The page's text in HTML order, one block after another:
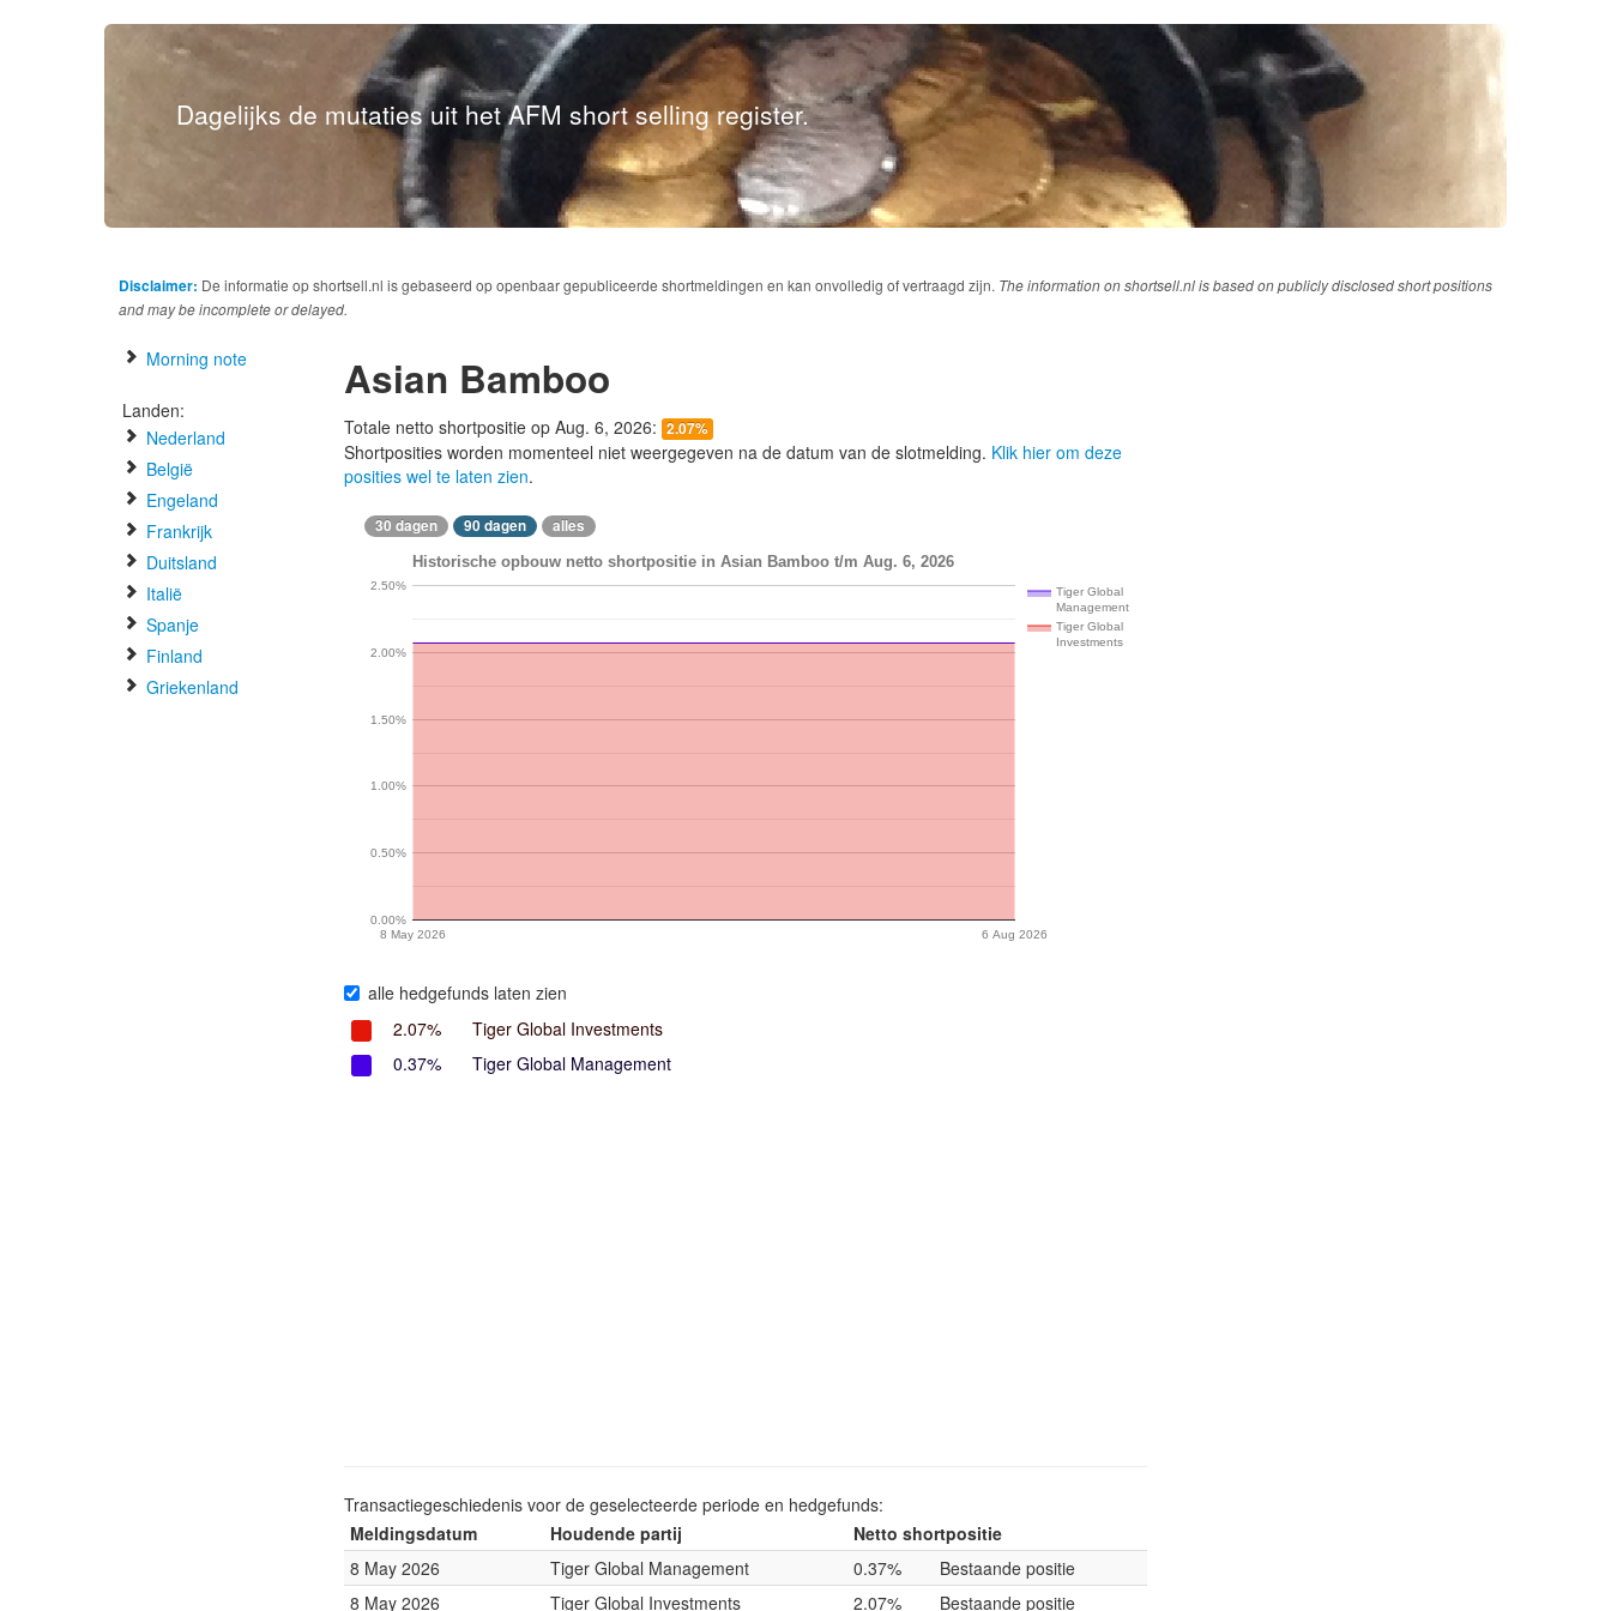
Dagelijks de mutaties uit het AFM short selling register.
Disclaimer: De informatie op shortsell.nl is gebaseerd op openbaar gepubliceerde shortmeldingen en kan onvolledig of vertraagd zijn. The information on shortsell.nl is based on publicly disclosed short positions
and may be incomplete or delayed.
Morning note
Landen:
Nederland
België
Engeland
Frankrijk
Duitsland
Italië
Spanje
Finland
Griekenland
Asian Bamboo
Totale netto shortpositie op Aug. 6, 2026: 2.07%
Shortposities worden momenteel niet weergegeven na de datum van de slotmelding. Klik hier om deze
posities wel te laten zien.
30 dagen 90 dagen alles
Historische opbouw netto shortpositie in Asian Bamboo t/m Aug. 6, 2026
Tiger Global
Management
Tiger Global
Investments
8 May 2026 6 Aug 2026
0.00%
0.50%
1.00%
1.50%
2.00%
2.50%
alle hedgefunds laten zien
2.07%
Tiger Global Investments
0.37%
Tiger Global Management
Transactiegeschiedenis voor de geselecteerde periode en hedgefunds:
Meldingsdatum
Houdende partij
Netto shortpositie
8 May 2026
Tiger Global Management 0.37%
Bestaande positie
8 May 2026
Tiger Global Investments 2.07% Bestaande positie